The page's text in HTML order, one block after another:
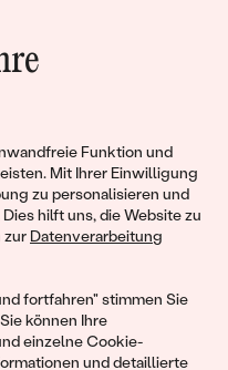
Funktion und
Mit Ihrer Einwilligung
zu personalisieren und
hilft uns, die Website zu
zur Datenverarbeitung
fortfahren" stimmen Sie
können Ihre
einzelne Cookie-
und detaillierte
wir
und